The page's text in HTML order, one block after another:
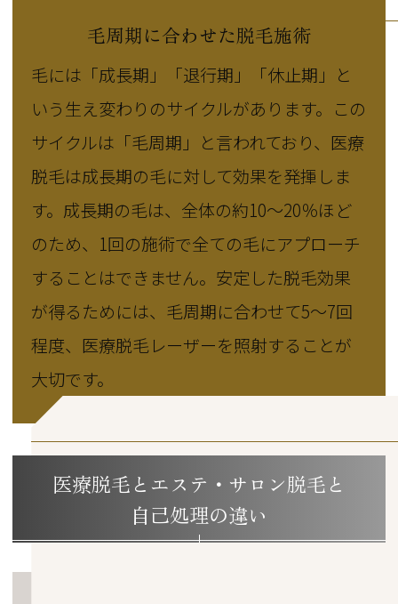
毛周期に合わせた脱毛施術
毛には「成長期」「退行期」「休止期」と
いう生え変わりのサイクルがあります。この
サイクルは「毛周期」と言われており、医療
脱毛は成長期の毛に対して効果を発揮しま
す。成長期の毛は、全体の約10〜20％ほど
のため、1回の施術で全ての毛にアプローチ
することはできません。安定した脱毛効果
が得るためには、毛周期に合わせて5〜7回
程度、医療脱毛レーザーを照射することが
大切です。
医療脱毛とエステ・サロン脱毛と
自己処理の違い